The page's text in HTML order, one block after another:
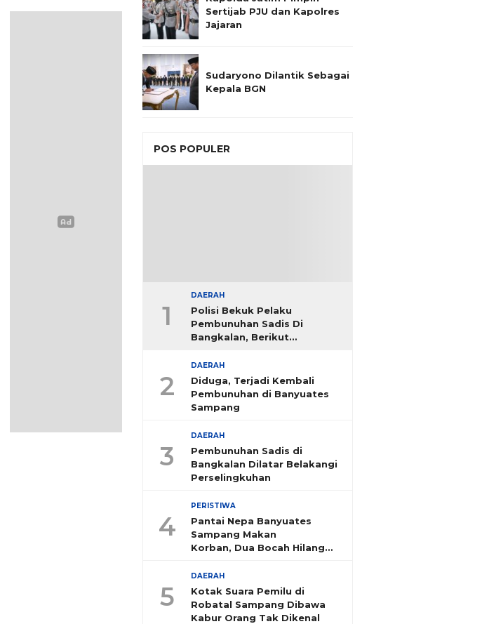
Sertijab PJU dan Kapolres
Jajaran
Sudaryono Dilantik Sebagai
Kepala BGN
POS POPULER
1
DAERAH
Polisi Bekuk Pelaku
Pembunuhan Sadis Di
Bangkalan, Berikut
2
DAERAH
Diduga, Terjadi Kembali
Pembunuhan di Banyuates
Sampang
3
DAERAH
Pembunuhan Sadis di
Bangkalan Dilatar Belakangi
Perselingkuhan
4
PERISTIWA
Pantai Nepa Banyuates
Sampang Makan
Korban, Dua Bocah Hilang
5
DAERAH
Kotak Suara Pemilu di
Robatal Sampang Dibawa
Kabur Orang Tak Dikenal